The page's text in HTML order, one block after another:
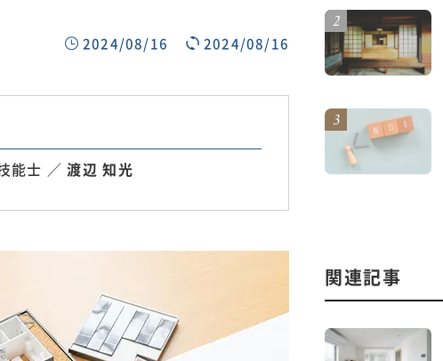
2024/08/16 2024/08/16
能士 ／渡辺 知光
関連記事